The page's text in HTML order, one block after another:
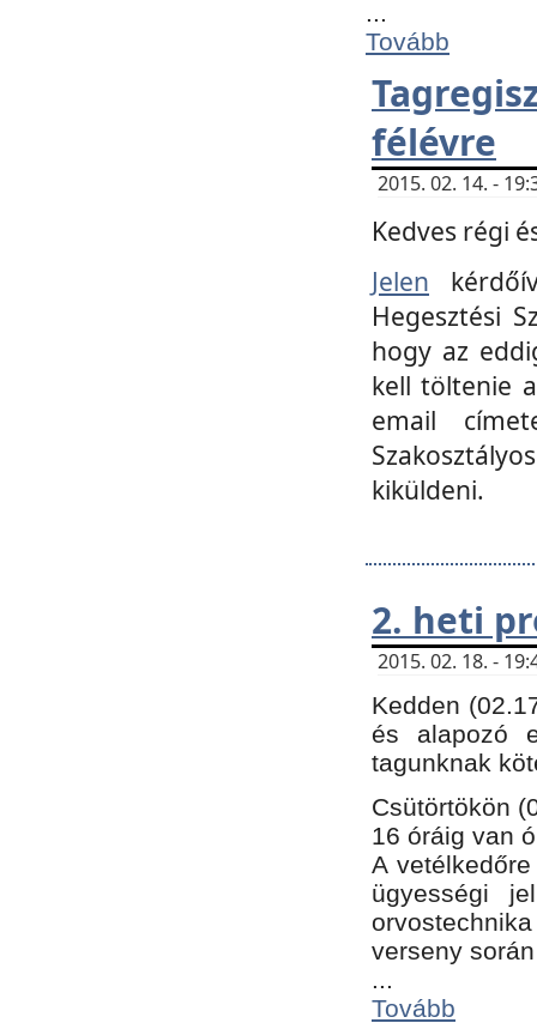
...
Tovább
félévre
2015. 02. 14. -
Kedves régi
Jelen
Hegesztési
hogy az
kell töltenie
email
kiküldeni.
2. heti
2015. 02. 18. -
Kedden
és alapozó
tagunknak
Csütörtökön
16 óráig van
A
ügyességi
verseny
...
Tovább